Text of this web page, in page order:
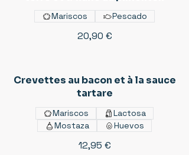
20,90 €
Mariscos Pescado
Crevettes au bacon et à la sauce
tartare
12,95 €
Mariscos
Lactosa
Mostaza
Huevos